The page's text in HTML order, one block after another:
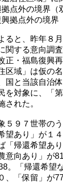
拠点外の境界
ると、昨年８
関する意向調
正・福島復興
区域」は仮の
国と当該自治
を対象に、「
された。
９７世帯の
望あり」が１
「帰還希望あ
意向あり」が
。「帰還希望
、「保留」が77